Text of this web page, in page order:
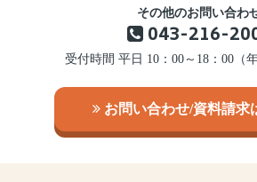
その他のお問い合わ
043-216-
受付時間 平日 10：00～18：00（
お問い合わせ/資料請求